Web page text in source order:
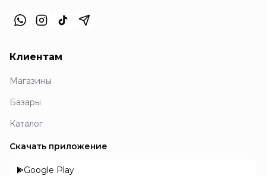
Клиентам
Магазины
Базары
Каталог
Скачать приложение
Google Play